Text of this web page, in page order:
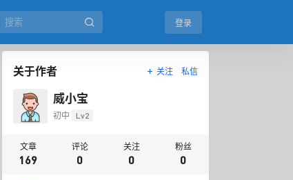
登录
关于作者 关注 私信
威小宝
初中 Lv2
文章
169
评论
0
关注
0
粉丝
0